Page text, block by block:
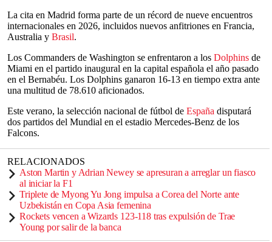
La cita en Madrid forma parte de un récord de nueve encuentros
internacionales en 2026, incluidos nuevos anfitriones en Francia,
Australia y Brasil.
Los Commanders de Washington se enfrentaron a los Dolphins de
Miami en el partido inaugural en la capital española el año pasado
en el Bernabéu. Los Dolphins ganaron 16-13 en tiempo extra ante
una multitud de 78.610 aficionados.
Este verano, la selección nacional de fútbol de España disputará
dos partidos del Mundial en el estadio Mercedes-Benz de los
Falcons.
RELACIONADOS
Aston Martin y Adrian Newey se apresuran a arreglar un fiasco
al iniciar la F1
Triplete de Myong Yu Jong impulsa a Corea del Norte ante
Uzbekistán en Copa Asia femenina
Rockets vencen a Wizards 123-118 tras expulsión de Trae
Young por salir de la banca